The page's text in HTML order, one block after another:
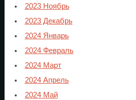
2023 Ноябрь
2023 Декабрь
2024 Январь
2024 Февраль
2024 Март
2024 Апрель
2024 Май